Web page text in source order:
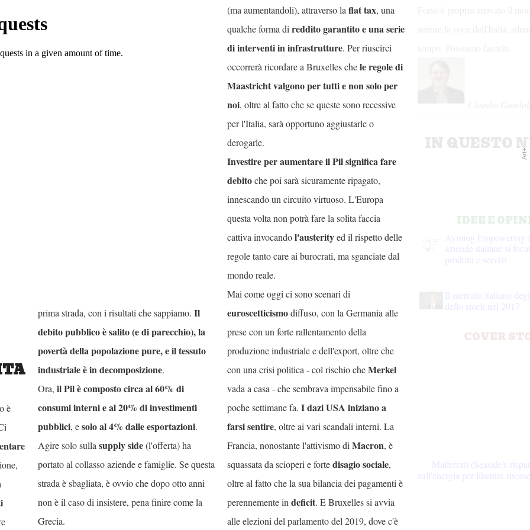
è
prima strada, con i risultati che sappiamo. Il
debito pubblico è salito (e di parecchio), la
povertà della popolazione pure, e il tessuto
industriale è in decomposizione.
Ora, il Pil è composto circa al 60% di
consumi interni e al 20% di investimenti
pubblici, esolo al 4% dalle esportazioni.
Agire solo sulla supply side(l'offerta) ha
portato al collasso aziende e famiglie. Se questa
strada è sbagliata, è ovvio che dopo otto anni
non è il caso di insistere, pena finire come la
Grecia.
(ma aumentandoli), attraverso la flat tax, una
qualche forma di reddito garantito e una serie
di interventi in infrastrutture. Per riuscirci
occorrerà ricordare a Bruxelles chele regole di
Maastricht valgono per tutti e non solo per
noi, oltre al fatto che se queste sono recessive
per l'Italia, sarà opportuno aggiustarle o
derogarle.
Investire per aumentare il Pil significa fare
debitoche poi sarà sicuramente ripagato,
innescando un circuito virtuoso. L'Europa
questa volta non potrà fare la solita faccia
cattiva invocandol'austerityed il rispetto delle
regole tanto care ai burocrati, ma sganciate dal
mondo reale.
Mai come oggi ci sono scenari di
euroscetticismodiffuso, con la Germania alle
prese con un forte rallentamento della
produzione industriale e dell'export, oltre che
con una crisi politica - col rischio cheMerkel
vada a casa - che sembrava impensabile fino a
poche settimane fa. I dazi USA iniziano a
farsi sentire, oltre ai vari scandali interni. La
Francia, nonostante l'attivismo di Macron, è
squassata da scioperi e fortedisagio sociale,
oltre al fatto che la sua bilancia dei pagamenti è
perennemente in deficit. E Bruxelles si avvia
alle elezioni del parlamento del 2019, dove c'è
IN QUESTO
IDEE E
Ayming Empowering
aziende italiane si
prodotti e servizi
Il mercato italiano
dello stock nel 2017
COVER
Malferrari (Seaside):
sull'energia per liberare
Art+